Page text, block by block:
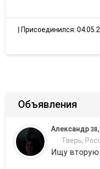
| Присоединился:
Объявления
Александр 38,
Тверь,
Ищу вторую